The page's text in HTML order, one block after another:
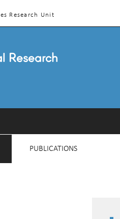
Research Unit
Research
PUBLICATIONS